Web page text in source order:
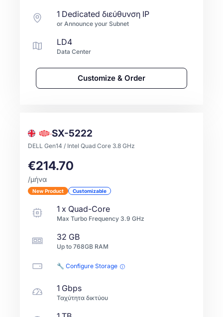
1 Dedicated διεύθυνση IP
or Announce your Subnet
LD4
Data Center
Customize & Order
SX-5222
DELL Gen14 / Intel Quad Core 3.8 GHz
€214.70
/μήνα
New Product Customizable
1 x Quad-Core
Max Turbo Frequency 3.9 GHz
32 GB
Up to 768GB RAM
🔧 Configure Storage
1 Gbps
Ταχύτητα δικτύου